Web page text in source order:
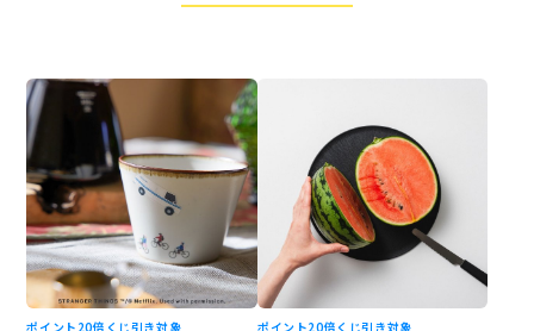
ポイント20倍 くじ引き対象 ポイント20倍 くじ引き対象